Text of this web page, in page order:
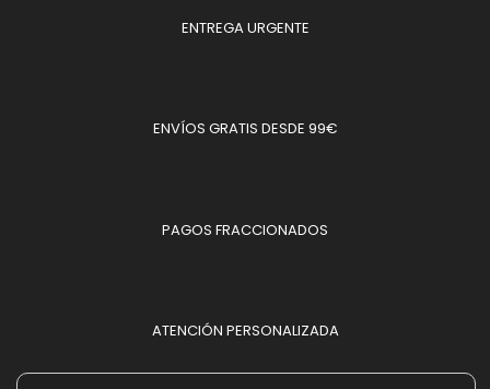
ENTREGA URGENTE
ENVÍOS GRATIS DESDE 99€
PAGOS FRACCIONADOS
ATENCIÓN PERSONALIZADA